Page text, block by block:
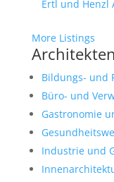
Ertl und Henzl
More Listings
Bildungs- und
Büro- und
Gastronomie
Industrie und